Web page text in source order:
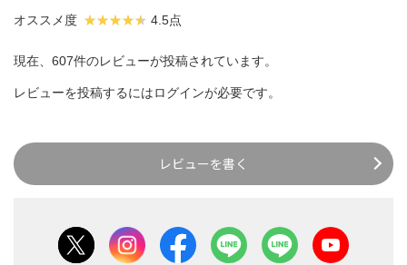
オススメ度 4.5点
現在、607件のレビューが投稿されています。
レビューを投稿するにはログインが必要です。
レビューを書く